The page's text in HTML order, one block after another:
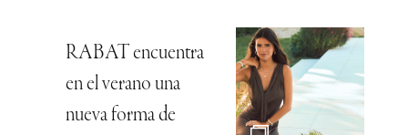
RABAT encuentra
en el verano una
nueva forma de